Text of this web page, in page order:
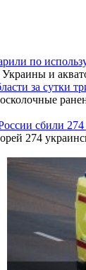
по
Украины и
за сутки
сбили
274